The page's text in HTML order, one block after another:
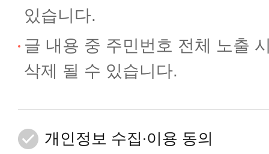
있습니다.
글 내용 중 주민번호 전체 노출
삭제 될 수 있습니다.
개인정보 수집∙이용 동의